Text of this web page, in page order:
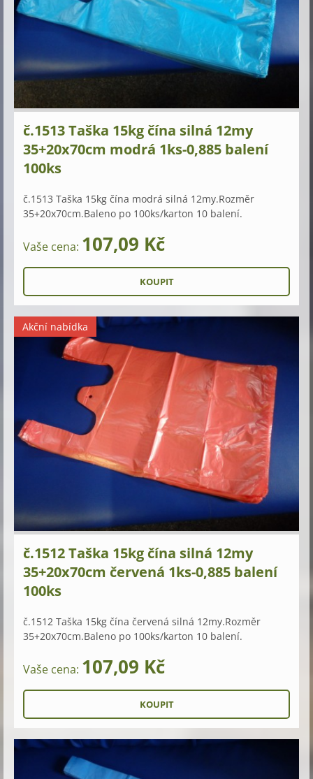
č.1513 Taška 15kg čína silná 12my
35+20x70cm modrá 1ks-0,885 balení
100ks
č.1513 Taška 15kg čína modrá silná 12my.Rozměr
35+20x70cm.Baleno po 100ks/karton 10 balení.
Vaše cena: 107,09 Kč
č.1512 Taška 15kg čína silná 12my
35+20x70cm červená 1ks-0,885 balení
100ks
Akční nabídka
č.1512 Taška 15kg čína červená silná 12my.Rozměr
35+20x70cm.Baleno po 100ks/karton 10 balení.
Vaše cena: 107,09 Kč